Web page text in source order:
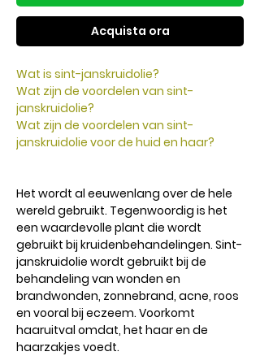
Acquista ora
Wat is sint-janskruidolie?
Wat zijn de voordelen van sint-
janskruidolie?
Wat zijn de voordelen van sint-
janskruidolie voor de huid en haar?
Het wordt al eeuwenlang over de hele
wereld gebruikt. Tegenwoordig is het
een waardevolle plant die wordt
gebruikt bij kruidenbehandelingen. Sint-
janskruidolie wordt gebruikt bij de
behandeling van wonden en
brandwonden, zonnebrand, acne, roos
en vooral bij eczeem. Voorkomt
haaruitval omdat, het haar en de
haarzakjes voedt.